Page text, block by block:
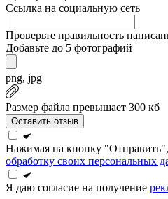
Ссылка на социальную сеть
Проверьте правильность
Добавьте до 5 фотографий
png, jpg
Размер файла превышает 300 кб
Оставить отзыв
Нажимая на кнопку "Отправить",
обработку своих персональных
Я даю согласие на получение